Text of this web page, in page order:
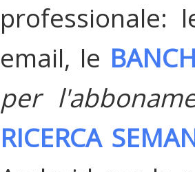
professionale:
email, le
per
RICERCA